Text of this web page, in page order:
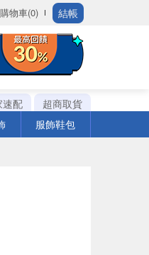
購物車(0) 結帳
速配
超商取貨
服飾鞋包